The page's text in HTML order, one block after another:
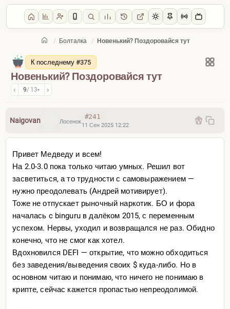
/ Болталка / Новенький? Поздоровайся тут
Главная / Болталка
Новенький? Поздоровайся тут
‹ 9/ 13▾ ›
К последнему #375
Naigovan Лосенок
#241
11 Сен 2025 12:22
Привет Медведу и всем!
На 2.0-3.0 пока только читаю умных. Решил вот
засветиться, а то трудности с самовыражением —
нужно преодолевать (Андрей мотивирует).
Тоже не отпускает рыночный наркотик. БО и фора
началась c binguru в далёком 2015, с переменным
успехом. Нервы, уходил и возвращался не раз. Обидно
конечно, что не смог как хотел.
Вдохновился DEFI — открытие, что можно обходиться
без заведения/выведения своих $ куда-либо. Но в
основном читаю и понимаю, что ничего не понимаю в
крипте, сейчас кажется пропастью непреодолимой.